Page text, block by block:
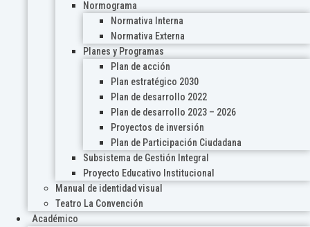
Normograma
Normativa Interna
Normativa Externa
Planes y Programas
Plan de acción
Plan estratégico 2030
Plan de desarrollo 2022
Plan de desarrollo 2023 – 2026
Proyectos de inversión
Plan de Participación Ciudadana
Subsistema de Gestión Integral
Proyecto Educativo Institucional
Manual de identidad visual
Teatro La Convención
Académico